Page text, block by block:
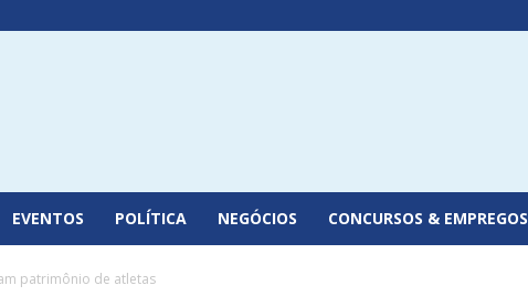
EVENTOS POLÍTICA NEGÓCIOS CONCURSOS & EMPREGOS
patrimônio de atletas